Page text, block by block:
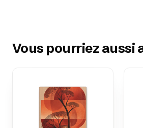
Vous pourriez aussi